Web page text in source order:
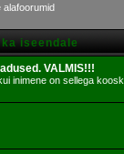
alafoorumid
iseendale
VALMIS!!!
inimene on sellega